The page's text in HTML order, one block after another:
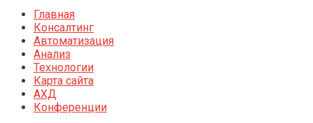
Главная
Консалтинг
Автоматизация
Анализ
Технологии
Карта сайта
АХД
Конференции